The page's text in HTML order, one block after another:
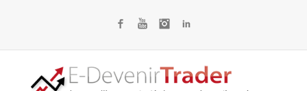
FacebookYouTubeInstagram